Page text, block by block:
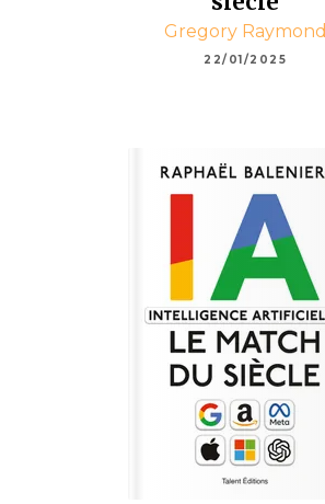
Gregory Raymond
22/01/2025